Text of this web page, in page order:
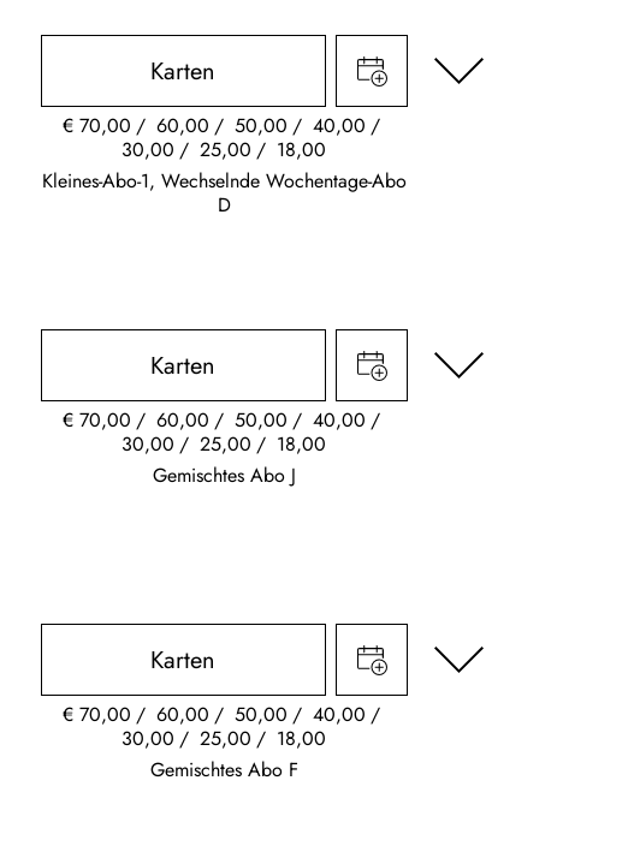
Karten
€70,00 60,00 50,00
40,00
30,00
25,00
18,00
Kleines-Abo-1, Wechselnde Wochentage-Abo
D
Karten
€70,00 60,00 50,00
40,00
30,00
25,00
18,00
Gemischtes Abo J
Karten
€70,00 60,00 50,00
40,00
30,00
25,00
18,00
Gemischtes Abo F